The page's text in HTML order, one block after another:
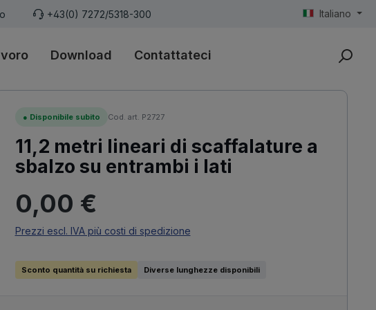
+43(0) 7272/5318-300 Italiano
Download Contattateci
● Disponibile subito Cod. art. P2727
11,2 metri lineari di scaffalature a
sbalzo su entrambi i lati
Prezzo normale:
0,00 €
Prezzi escl. IVA più costi di spedizione
Sconto quantità su richiesta Diverse lunghezze disponibili